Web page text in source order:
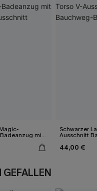
mit
Schwarzer
Ausschnitt
44,00 €